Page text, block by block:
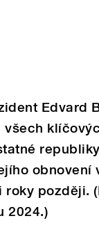
Edvard
obnovení
později.
2024.)